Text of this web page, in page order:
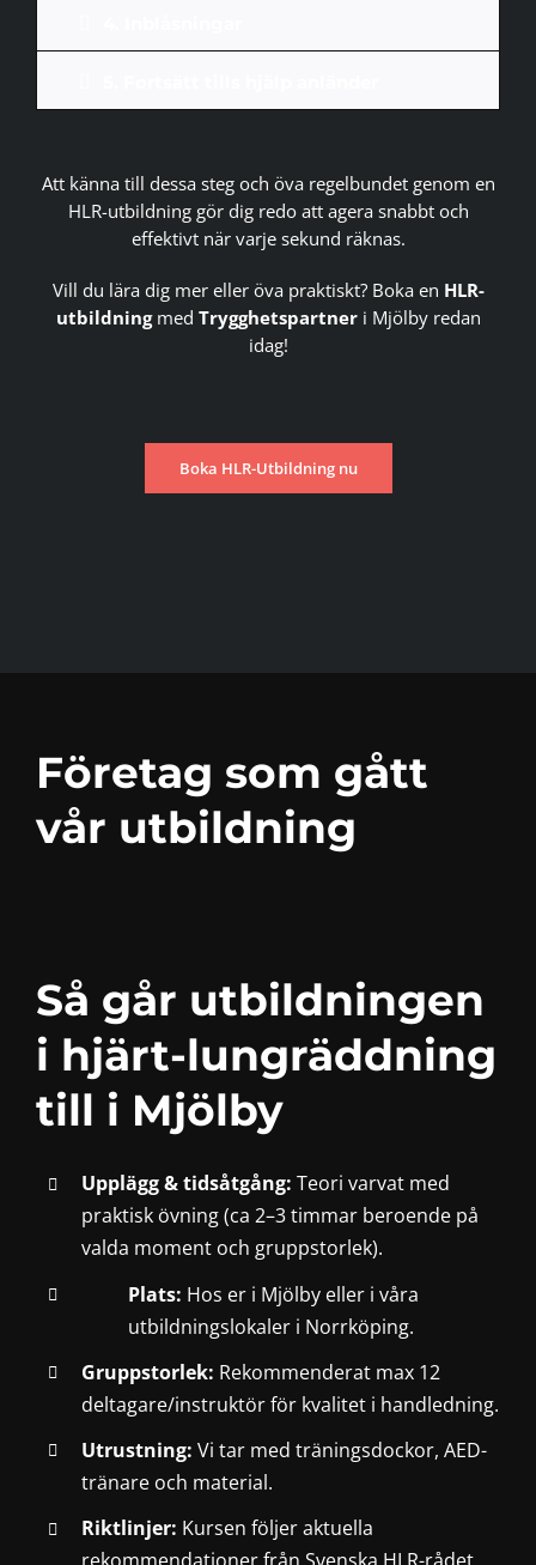
Att känna till dessa steg och öva regelbundet genom en
HLR-utbildning gör dig redo att agera snabbt och
effektivt när varje sekund räknas.
Vill du lära dig mer eller öva praktiskt? Boka en HLR-
utbildningmed Trygghetspartneri Mjölby redan
idag!
Boka HLR-Utbildning nu
Företag som gått
vår utbildning
Så går utbildningen
i hjärt-lungräddning
till i Mjölby
Upplägg & tidsåtgång: Teori varvat med
praktisk övning (ca 2–3 timmar beroende på
valda moment och gruppstorlek).
Plats: Hos er i Mjölby eller i våra
utbildningslokaler i Norrköping.
Gruppstorlek: Rekommenderat max 12
deltagare/instruktör för kvalitet i handledning.
Utrustning: Vi tar med träningsdockor, AED-
tränare och material.
Riktlinjer: Kursen följer aktuella